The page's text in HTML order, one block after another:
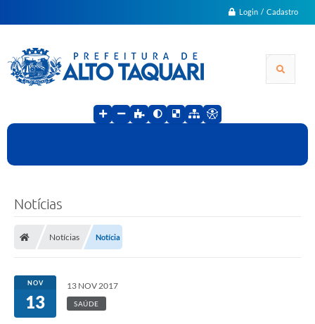
Login / Cadastro
Notícias
Notícias Notícia
NOV
13
13 NOV 2017
SAÚDE